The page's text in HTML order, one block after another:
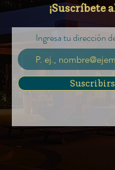
¡Suscríbete
Ingresa tu dirección